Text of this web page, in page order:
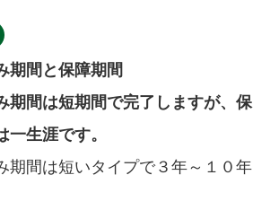
期間と保障期間
期間は短期間で完了しますが、保
一生涯です。
期間は短いタイプで３年～１０年